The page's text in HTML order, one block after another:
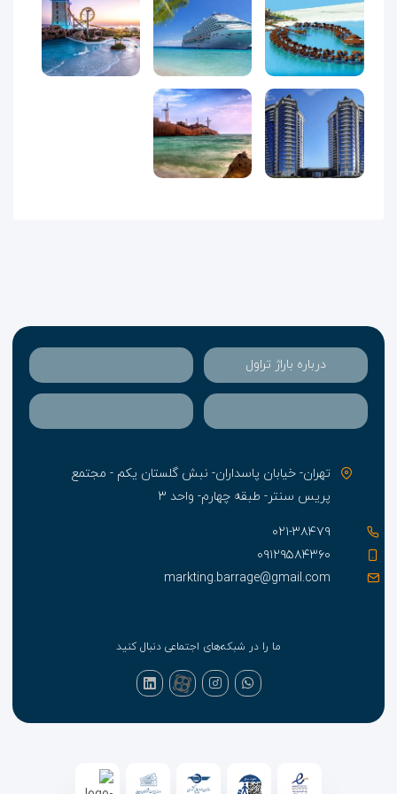
درباره باراژ تراول
تهران- خیابان پاسداران- نبش گلستان یکم - مجتمع
پریس سنتر- طبقه چهارم- واحد ۳
۰۲۱-۳۸۴۷۹
۰۹۱۲۹۵۸۴۳۶۰
markting.barrage@gmail.com
ما را در شبکه‌های اجتماعی دنبال کنید